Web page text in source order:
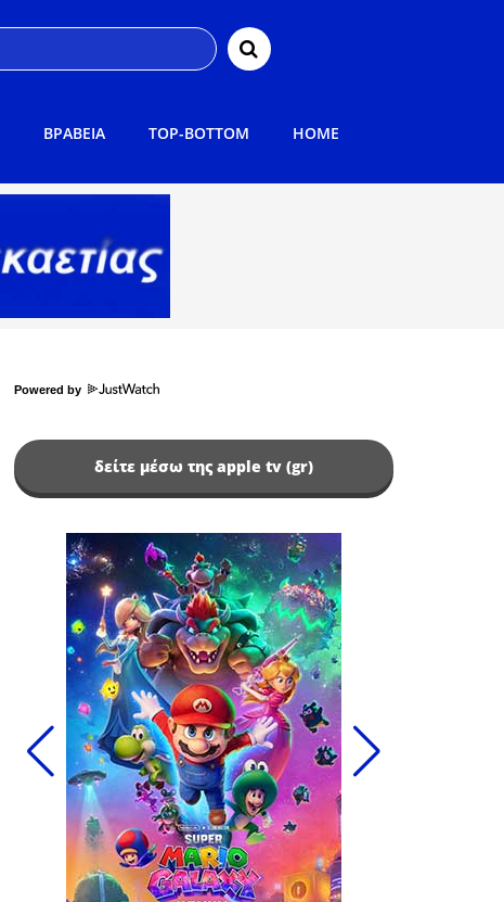
ΒΡΑΒΕΙΑ TOP-BOTTOM HOME
Powered by
δείτε μέσω της apple tv (gr)